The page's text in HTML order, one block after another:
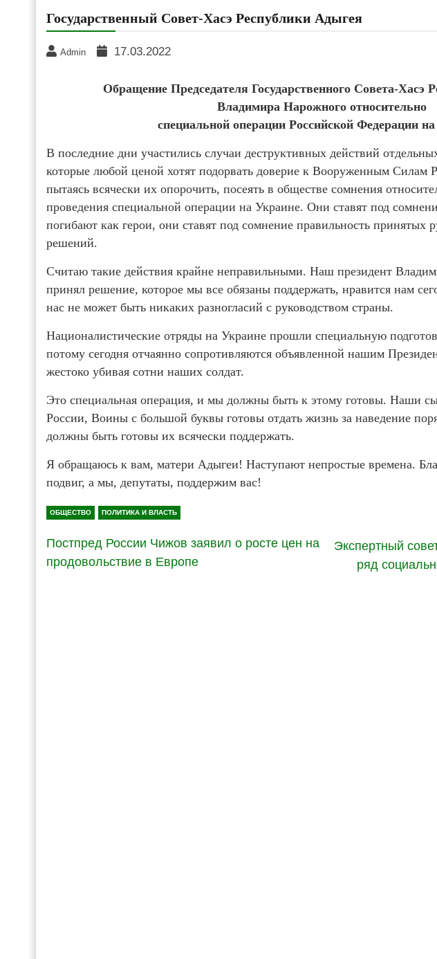
Государственный Совет-Хасэ Республики Адыгея
Admin 17.03.2022
Обращение Председателя Государственного Совета-Хасэ
Владимира Нарожного относительно
специальной операции Российской Федерации
В последние дни участились случаи деструктивных действий
которые любой ценой хотят подорвать доверие к Вооруженным Силам
пытаясь всячески их опорочить, посеять в обществе сомнения
проведения специальной операции на Украине. Они ставят под
погибают как герои, они ставят под сомнение правильность принятых
решений.
Считаю такие действия крайне неправильными. Наш президент
принял решение, которое мы все обязаны поддержать, нравится нам
нас не может быть никаких разногласий с руководством страны.
Националистические отряды на Украине прошли специальную
потому сегодня отчаянно сопротивляются объявленной нашим
жестоко убивая сотни наших солдат.
Это специальная операция, и мы должны быть к этому готовы. Наши
России, Воины с большой буквы готовы отдать жизнь за наведение
должны быть готовы их всячески поддержать.
Я обращаюсь к вам, матери Адыгеи! Наступают непростые времена.
подвиг, а мы, депутаты, поддержим вас!
ОБЩЕСТВО ПОЛИТИКА И ВЛАСТЬ
Постпред России Чижов заявил о росте цен на
продовольствие в Европе
Экспертный
ряд